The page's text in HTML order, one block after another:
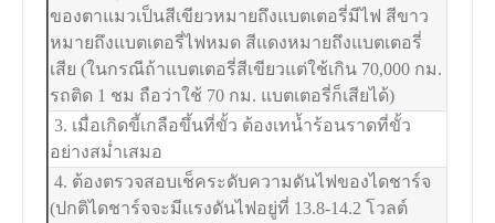
ของตาแมวเป็นสีเขียวหมายถึงแบตเตอรี่มีไฟ สีขาว
หมายถึงแบตเตอรี่ไฟหมด สีแดงหมายถึงแบตเตอรี่
เสีย (ในกรณีถ้าแบตเตอรี่สีเขียวแต่ใช้เกิน 70,000 กม.
รถติด 1 ชม ถือว่าใช้ 70 กม. แบตเตอรี่ก็เสียได้)
3. เมื่อเกิดขี้เกลือขึ้นที่ขั้ว ต้องเทน้ำร้อนราดที่ขั้ว
อย่างสม่ำเสมอ
4. ต้องตรวจสอบเช็คระดับความดันไฟของไดชาร์จ
(ปกติไดชาร์จจะมีแรงดันไฟอยู่ที่ 13.8-14.2 โวลต์